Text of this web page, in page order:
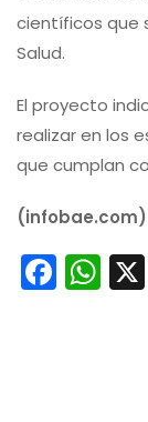
científicos que
Salud.
El proyecto
realizar en los
que cumplan
(infobae.com)